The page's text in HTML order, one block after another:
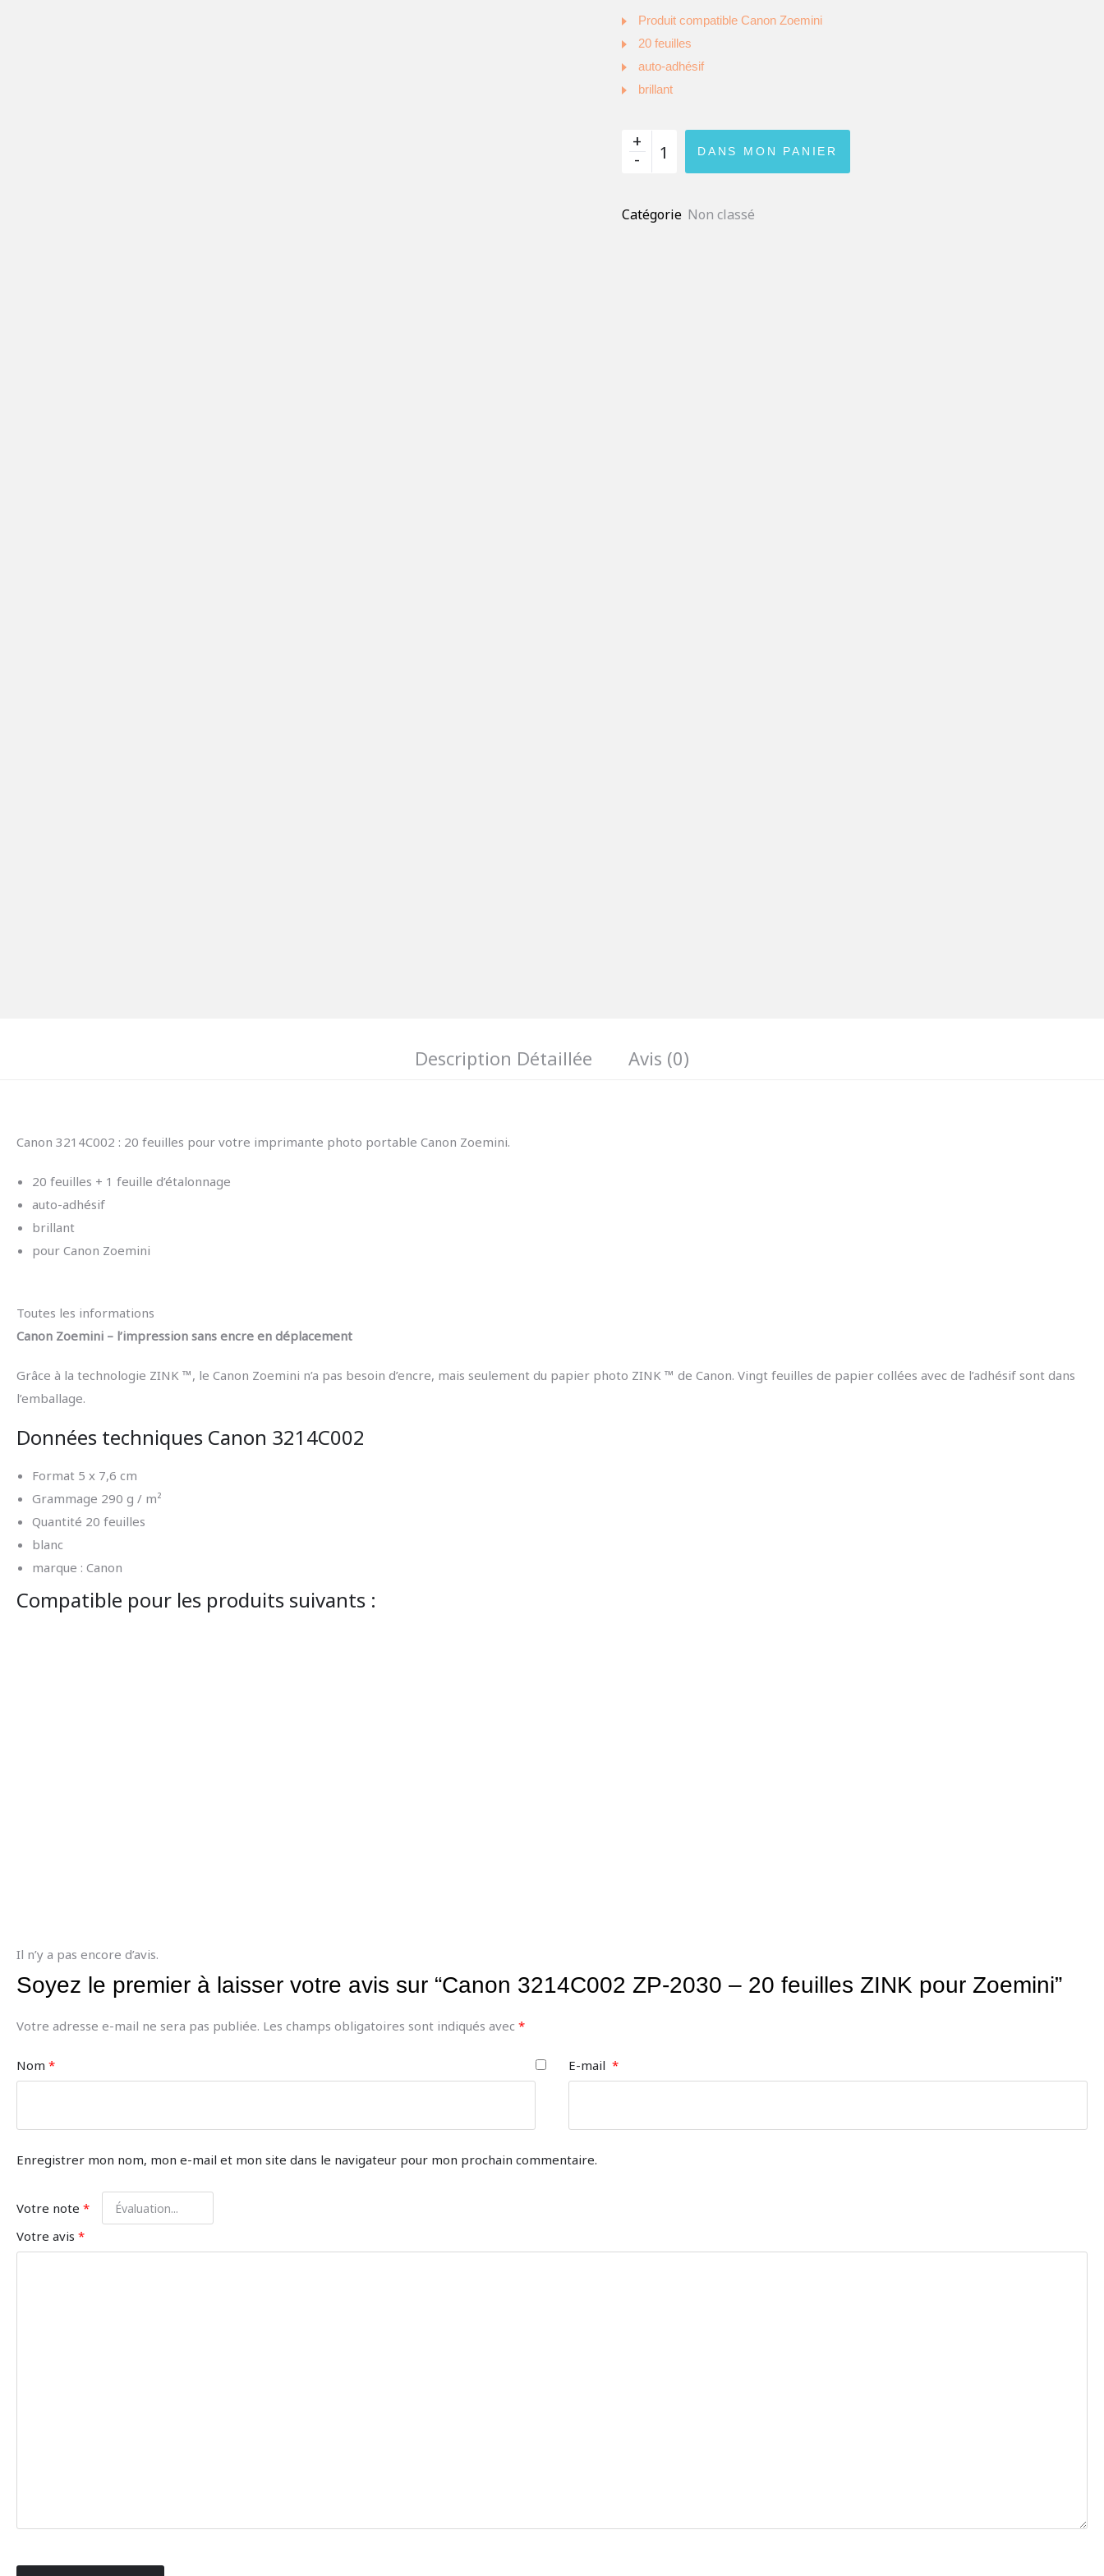
Produit compatible Canon Zoemini
20 feuilles
auto-adhésif
brillant
DANS MON PANIER
Catégorie Non classé
Description Détaillée Avis (0)
Canon 3214C002 : 20 feuilles pour votre imprimante photo portable Canon Zoemini.
20 feuilles + 1 feuille d’étalonnage
auto-adhésif
brillant
pour Canon Zoemini
Toutes les informations
Canon Zoemini – l’impression sans encre en déplacement
Grâce à la technologie ZINK ™, le Canon Zoemini n’a pas besoin d’encre, mais seulement du papier photo ZINK ™ de Canon. Vingt feuilles de papier collées avec de l’adhésif sont dans
l’emballage.
Données techniques Canon 3214C002
Format 5 x 7,6 cm
Grammage 290 g / m²
Quantité 20 feuilles
blanc
marque : Canon
Compatible pour les produits suivants :
Il n’y a pas encore d’avis.
Soyez le premier à laisser votre avis sur “Canon 3214C002 ZP-2030 – 20 feuilles ZINK pour Zoemini”
Votre adresse e-mail ne sera pas publiée. Les champs obligatoires sont indiqués avec *
Nom * E-mail *
Enregistrer mon nom, mon e-mail et mon site dans le navigateur pour mon prochain commentaire.
Votre note *
Votre avis *